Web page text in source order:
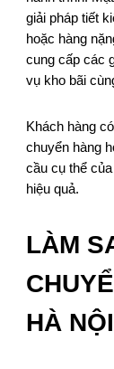
giải pháp tiết
hoặc hàng
cung cấp các
vụ kho bãi
Khách hàng
chuyển hàng
cầu cụ thể
hiệu quả.
LÀM
HÀ